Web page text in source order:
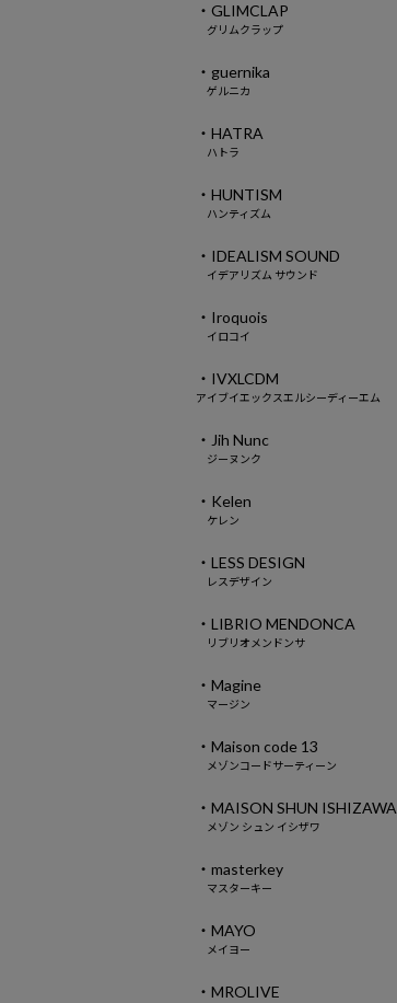
・GLIMCLAP
グリムクラップ
・guernika
ゲルニカ
・HATRA
ハトラ
・HUNTISM
ハンティズム
・IDEALISM SOUND
イデアリズム サウンド
・Iroquois
イロコイ
・IVXLCDM
アイブイエックスエルシーディーエム
・Jih Nunc
ジーヌンク
・Kelen
ケレン
・LESS DESIGN
レスデザイン
・LIBRIO MENDONCA
リブリオメンドンサ
・Magine
マージン
・Maison code 13
メゾンコードサーティーン
・MAISON SHUN ISHIZAWA
メゾン シュン イシザワ
・masterkey
マスターキー
・MAYO
メイヨー
・MROLIVE